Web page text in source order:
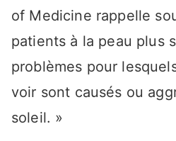
of Medicine rappelle
patients à la peau plus
problèmes pour
voir sont causés ou
soleil. »